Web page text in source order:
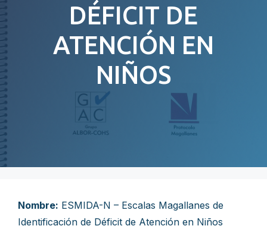
DÉFICIT DE
ATENCIÓN EN
NIÑOS
Nombre: ESMIDA-N – Escalas Magallanes de
Identificación de Déficit de Atención en Niños